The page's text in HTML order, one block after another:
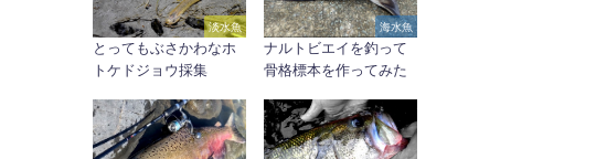
淡水魚
とってもぶさかわなホ
トケドジョウ採集
海水魚
ナルトビエイを釣って
骨格標本を作ってみた